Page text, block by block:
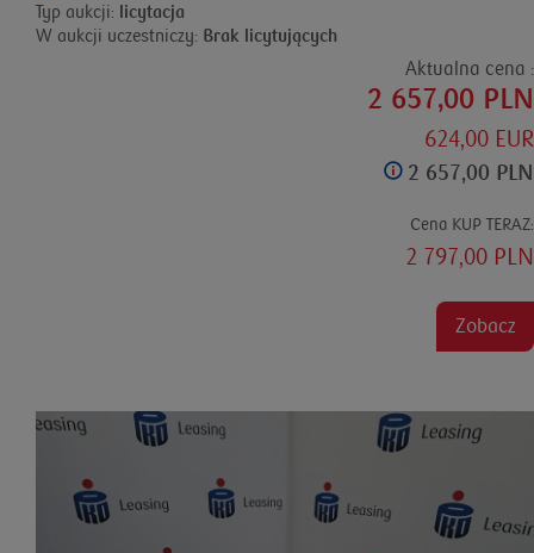
Aktualna cena :
2 657,00 PLN
624,00 EUR
2 657,00 PLN
Cena KUP TERAZ:
2 797,00 PLN
Zobacz
Typ aukcji: licytacja
W aukcji uczestniczy: Brak licytujących